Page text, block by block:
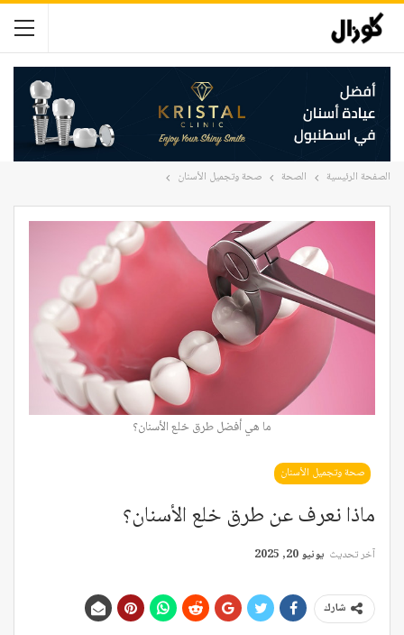
الصفحة الرئيسية الصحة صحة وتجميل الأسنان
ما هي أفضل طرق خلع الأسنان؟
صحة وتجميل الأسنان
ماذا نعرف عن طرق خلع الأسنان؟
آخر تحديث يونيو 20, 2025
شارك